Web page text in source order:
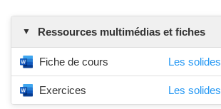
Ressources multimédias et fiches
Fiche de cours Les solides
Exercices Les solides